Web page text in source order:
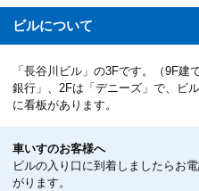
ビルについて
「長谷川ビル」の3Fです。（9F
銀行」、2Fは「デニーズ」で、ビ
に看板があります。
車いすのお客様へ
ビルの入り口に到着しましたらお
がります。